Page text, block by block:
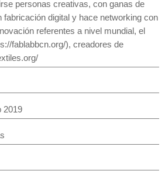
personas creativas, con ganas de
fabricación digital y hace networking con
referentes a nivel mundial, el
fablabbcn.org/), creadores de
2019